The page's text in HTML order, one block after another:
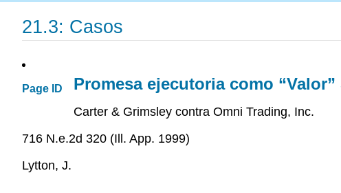
21.3: Casos
Page ID Promesa ejecutoria como
Carter & Grimsley contra Omni Trading, Inc.
716 N.e.2d 320 (Ill. App. 1999)
Lytton, J.